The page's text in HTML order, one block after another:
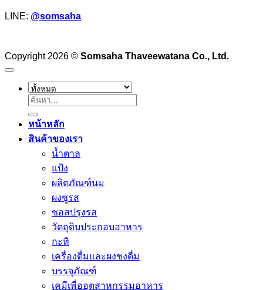
LINE: @somsaha
Copyright 2026 © Somsaha Thaveewatana Co., Ltd.
ค้นหา:
หน้าหลัก
สินค้าของเรา
น้ำตาล
แป้ง
ผลิตภัณฑ์นม
ผงชูรส
ซอสปรุงรส
วัตถุดิบประกอบอาหาร
กะทิ
เครื่องดื่มและผงชงดื่ม
บรรจุภัณฑ์
เคมีเพื่ออุตสาหกรรมอาหาร